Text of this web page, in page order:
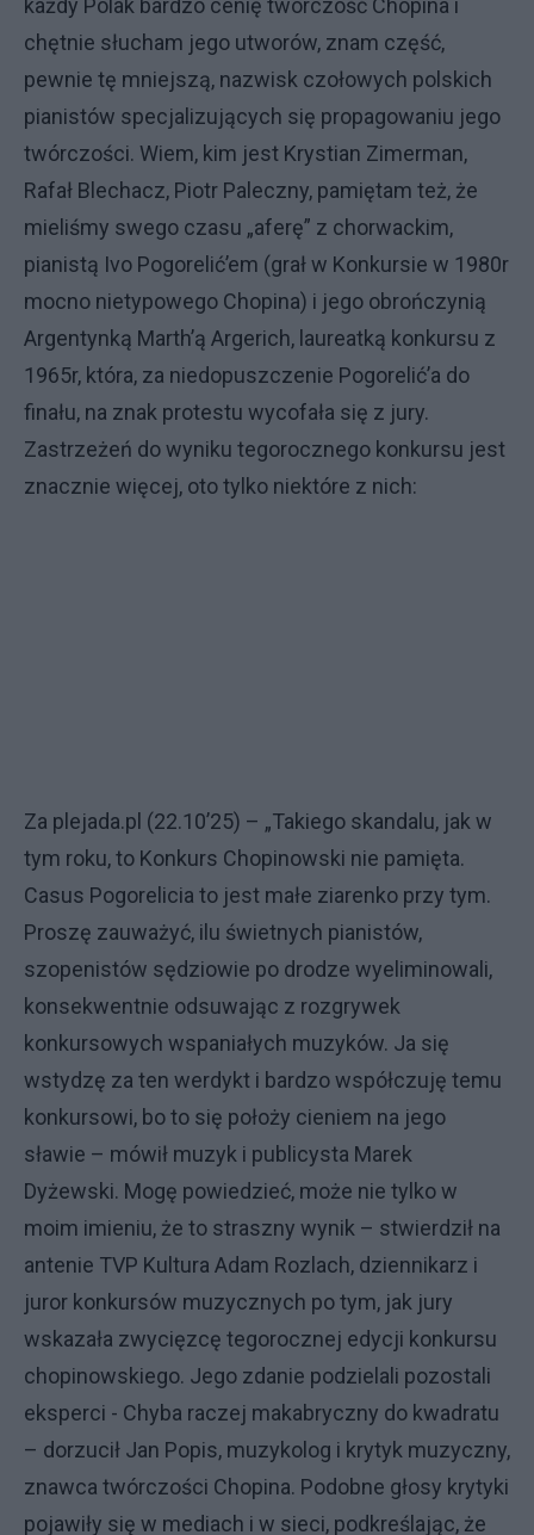
każdy Polak bardzo cenię twórczość Chopina i
chętnie słucham jego utworów, znam część,
pewnie tę mniejszą, nazwisk czołowych polskich
pianistów specjalizujących się propagowaniu jego
twórczości. Wiem, kim jest Krystian Zimerman,
Rafał Blechacz, Piotr Paleczny, pamiętam też, że
mieliśmy swego czasu „aferę” z chorwackim,
pianistą Ivo Pogorelić’em (grał w Konkursie w 1980r
mocno nietypowego Chopina) i jego obrończynią
Argentynką Marth’ą Argerich, laureatką konkursu z
1965r, która, za niedopuszczenie Pogorelić’a do
finału, na znak protestu wycofała się z jury.
Zastrzeżeń do wyniku tegorocznego konkursu jest
znacznie więcej, oto tylko niektóre z nich:
Za plejada.pl (22.10’25) – „Takiego skandalu, jak w
tym roku, to Konkurs Chopinowski nie pamięta.
Casus Pogorelicia to jest małe ziarenko przy tym.
Proszę zauważyć, ilu świetnych pianistów,
szopenistów sędziowie po drodze wyeliminowali,
konsekwentnie odsuwając z rozgrywek
konkursowych wspaniałych muzyków. Ja się
wstydzę za ten werdykt i bardzo współczuję temu
konkursowi, bo to się położy cieniem na jego
sławie – mówił muzyk i publicysta Marek
Dyżewski. Mogę powiedzieć, może nie tylko w
moim imieniu, że to straszny wynik – stwierdził na
antenie TVP Kultura Adam Rozlach, dziennikarz i
juror konkursów muzycznych po tym, jak jury
wskazała zwycięzcę tegorocznej edycji konkursu
chopinowskiego. Jego zdanie podzielali pozostali
eksperci - Chyba raczej makabryczny do kwadratu
– dorzucił Jan Popis, muzykolog i krytyk muzyczny,
znawca twórczości Chopina. Podobne głosy krytyki
pojawiły się w mediach i w sieci, podkreślając, że